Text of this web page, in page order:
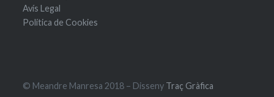
Avís Legal
Política de Cookies
© Meandre Manresa 2018 – Disseny Traç Gràfica